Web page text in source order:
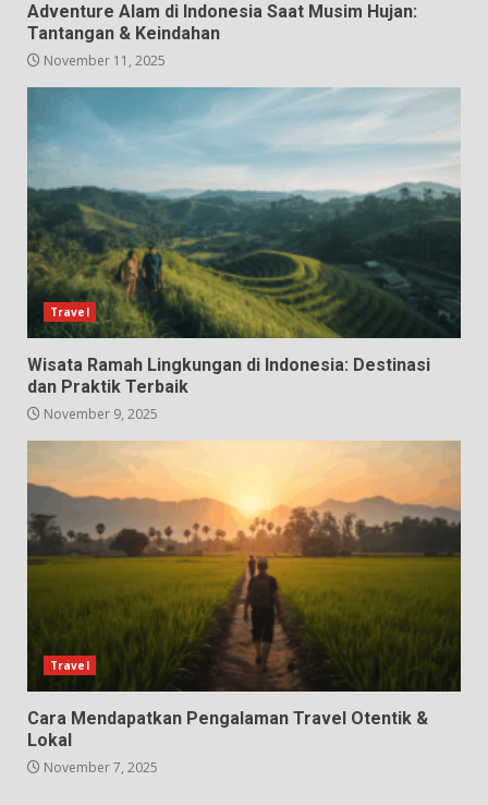
Adventure Alam di Indonesia Saat Musim Hujan:
Tantangan & Keindahan
November 11, 2025
Travel
Wisata Ramah Lingkungan di Indonesia: Destinasi
dan Praktik Terbaik
November 9, 2025
Travel
Cara Mendapatkan Pengalaman Travel Otentik &
Lokal
November 7, 2025